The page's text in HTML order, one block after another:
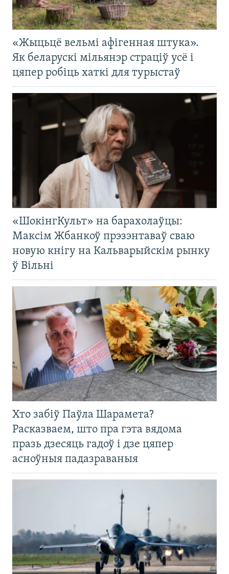
«Жыцьцё вельмі афігенная штука».
Як беларускі мільянэр страціў усё і
цяпер робіць хаткі для турыстаў
«ШокінгКульт» на барахолаўцы:
Максім Жбанкоў прэзэнтаваў сваю
новую кнігу на Кальварыйскім рынку
ў Вільні
Хто забіў Паўла Шарамета?
Расказваем, што пра гэта вядома
празь дзесяць гадоў і дзе цяпер
асноўныя падазраваныя